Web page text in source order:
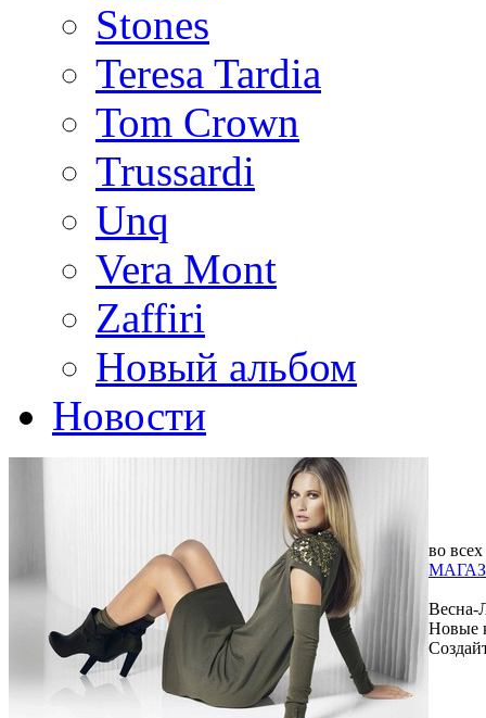
Stones
Teresa Tardia
Tom Crown
Trussardi
Unq
Vera Mont
Zaffiri
Новый альбом
Новости
во всех
Весна-
Новые